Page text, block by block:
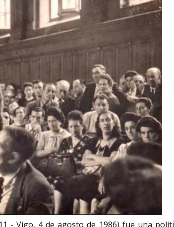
- Vigo, 4 de agosto de 1986)​ fue una